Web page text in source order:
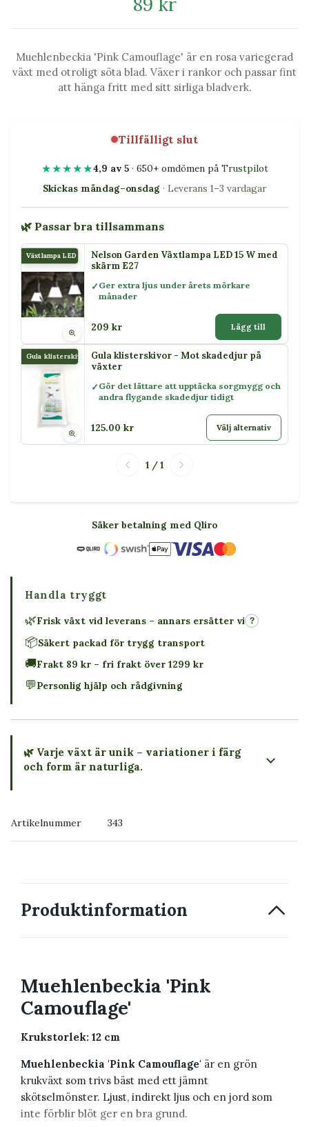
Muehlenbeckia 'Pink Camouflage' är en rosa variegerad
växt med otroligt söta blad. Växer i rankor och passar fint
att hänga fritt med sitt sirliga bladverk.
Tillfälligt slut
★★★★★4,9 av 5· 650+ omdömen på Trustpilot
Skickas måndag–onsdag · Leverans 1–3 vardagar
🌿 Passar bra tillsammans
Växtlampa LED 15 WNelson Garden Växtlampa LED 15 W med
skärm E27
Ger extra ljus under årets mörkare
månader
209 kr Lägg till
Gula klisterskivor
Gula klisterskivor - Mot skadedjur på
växter
Gör det lättare att upptäcka sorgmygg och
andra flygande skadedjur tidigt
125.00 kr Välj alternativ
1 / 1
Säker betalning med Qliro
Handla tryggt
🌿Frisk växt vid leverans – annars ersätter vi ?
📦Säkert packad för trygg transport
🚚Frakt 89 kr – fri frakt över 1299 kr
💬Personlig hjälp och rådgivning
🌿 Varje växt är unik – variationer i färg
och form är naturliga.
Artikelnummer 343
Produktinformation
Muehlenbeckia 'Pink
Camouflage'
Krukstorlek: 12 cm
Muehlenbeckia 'Pink Camouflage' är en grön
krukväxt som trivs bäst med ett jämnt
skötselmönster. Ljust, indirekt ljus och en jord som
inte förblir blöt ger en bra grund.